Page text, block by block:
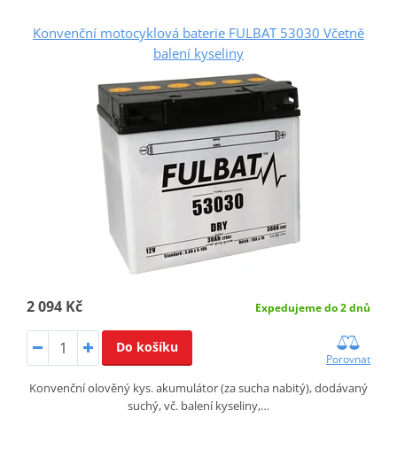
Konvenční motocyklová baterie FULBAT 53030 Včetně
balení kyseliny
2 094 Kč Expedujeme do 2 dnů
Do košíku
Porovnat
Konvenční olověný kys. akumulátor (za sucha nabitý), dodávaný
suchý, vč. balení kyseliny,…